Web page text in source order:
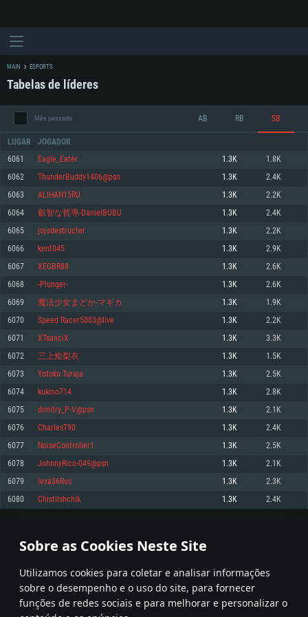
Sobre as Cookies Neste Site
Utilizamos cookies para coletar e analisar informações
sobre o desempenho e o uso do site, para fornecer
funções de redes sociais e para melhorar e personalizar o
REQUERIMENTOS DE SISTEMA
Mínimo
Sistema Operativo: Windows 10 (64 bit)
Processador: Dual-Core 2.2 GHz
Memória: 4GB
Placa Gráfica: Placa com DirectX 11: AMD Radeon 77XX / NVIDIA GeForce
GTX 660. Resolução mínima suportada: 720p
Network: Internet de banda larga.
Disco: 23,1 GB
Recomendado
superior, Radeon RX 570 ou superior
Disco: 75,9 GB
Mínimo
Sistema Operativo: Mac OS Big Sur 11.0 ou versão mais recente
Processador: Core i5 2.2GHz mínimo (Intel Xeon não suportado)
Memória: 6 GB
Placa Gráfica: Intel Iris Pro 5200 (Mac), equivalentes AMD/Nvidia para Mac.
Resolução mínima suportada: 720p com suporte Metal.
Network: Internet de banda larga.
Disco: 21,5 GB
Recomendado
Network: Internet de banda larga.
Mínimo
Sistema Operativo: Distribuições mais modernas do Linux de 64bit
Processador: Dual-Core 2.4 GHz
Memória: 4 GB
Placa Gráfica: NVIDIA 660 com os drivers mais recentes (não mais de 6
meses) / equivalentes AMD com os drivers mais recentes com suporte
Vulkan (não mais de 6 meses); Resolução mínima suportada: 720p.
Network: Internet de banda larga.
Disco: 21,5 GB
Recomendado
Sistema Operativo: Ubuntu 20.04 64bit
Processador: Intel Core i7
Memória: 16 GB
Placa Gráfica: NVIDIA 1060 com os drivers mais recentes (não mais de 6
meses) / equivalentes AMD (Radeon RX 570) com os drivers mais recentes
Network: Internet de banda larga.
MAIN ESPORTS
Tabelas de líderes
Mês passado AB RB SB
LUGAR JOGADOR
6061 Eagle_Eater 1.3K 1.8K
6062 ThunderBuddy1406@psn 1.3K 2.4K
6063 ALIHAN15RU 1.3K 2.2K
6064 叡智な哲導-DanielBUBU 1.3K 2.4K
6065 jojodestructer 1.3K 2.2K
6066 kent045 1.3K 2.9K
6067 XEGBR88 1.3K 2.6K
6068 -Plunger- 1.3K 2.6K
6069 魔法少女まどか-マギカ 1.3K 1.9K
6070 Speed Racer5003@live 1.3K 2.2K
6071 XTsanciX 1.3K 3.3K
6072 三上烩梨衣 1.3K 1.5K
6073 Yotoko Turaja 1.3K 2.5K
6074 kukino714 1.3K 2.8K
6075 dimitry_P-V@psn 1.3K 2.1K
6076 CharlesT90 1.3K 2.4K
6077 NoiseController1 1.3K 2.5K
6078 JohnnyRico-049@psn 1.3K 2.1K
6079 lexa36Rus 1.3K 2.3K
6080 Chistilshchik 1.3K 2.4K